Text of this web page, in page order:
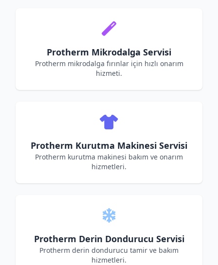
Protherm Mikrodalga Servisi
Protherm mikrodalga fırınlar için hızlı onarım
hizmeti.
Protherm Kurutma Makinesi Servisi
Protherm kurutma makinesi bakım ve onarım
hizmetleri.
Protherm Derin Dondurucu Servisi
Protherm derin dondurucu tamir ve bakım
hizmetleri.